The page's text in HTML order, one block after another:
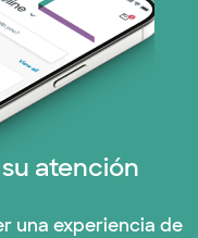
planes)
atención
una experiencia de